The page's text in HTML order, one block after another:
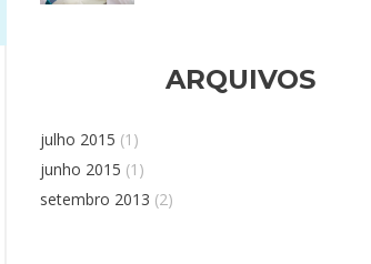
ARQUIVOS
julho 2015 (1)
junho 2015 (1)
setembro 2013 (2)